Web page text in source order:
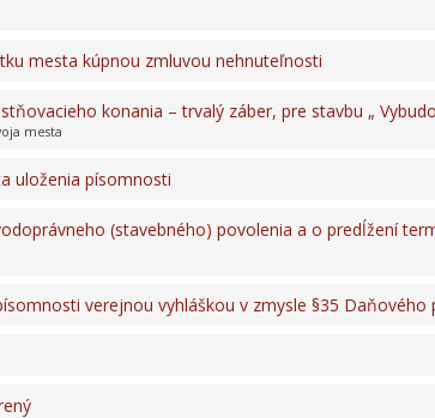
mesta kúpnou zmluvou nehnuteľnosti
konania – trvalý záber, pre stavbu „
mesta
uloženia písomnosti
(stavebného) povolenia a o predĺžení
verejnou vyhláškou v zmysle §35 Daňového